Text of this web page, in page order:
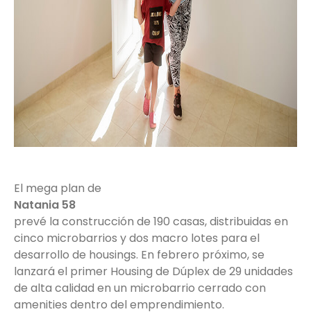
El mega plan de
Natania 58
prevé la construcción de 190 casas, distribuidas en
cinco microbarrios y dos macro lotes para el
desarrollo de housings. En febrero próximo, se
lanzará el primer Housing de Dúplex de 29 unidades
de alta calidad en un microbarrio cerrado con
amenities dentro del emprendimiento.